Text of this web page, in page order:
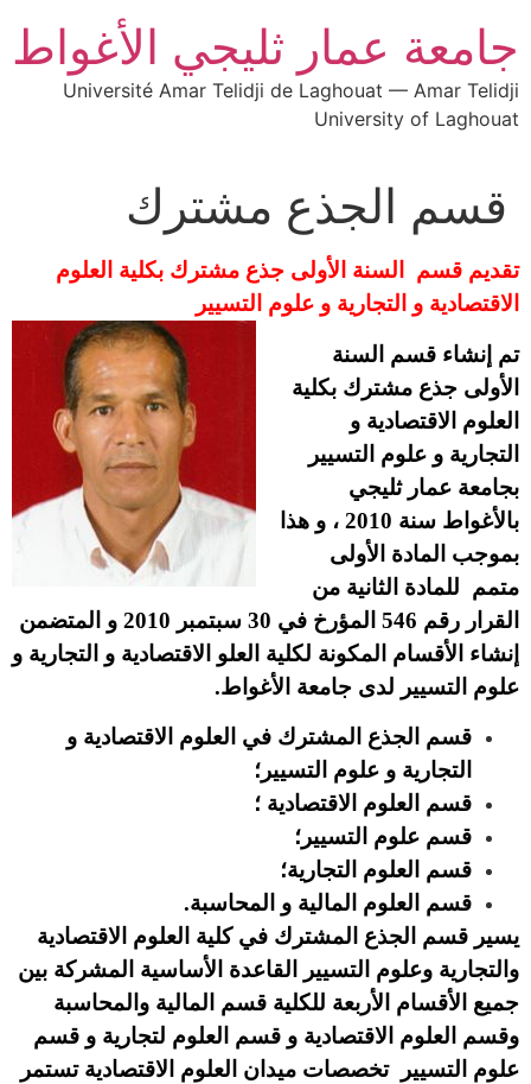
جامعة عمار ثليجي الأغواط
Université Amar Telidji de Laghouat — Amar Telidji
University of Laghouat
قسم الجذع مشترك
تقديم قسم السنة الأولى جذع مشترك بكلية العلوم
الاقتصادية و التجارية و علوم التسيير
تم إنشاء قسم السنة
الأولى جذع مشترك بكلية
العلوم الاقتصادية و
التجارية و علوم التسيير
بجامعة عمار ثليجي
بالأغواط سنة 2010 ، و هذا
بموجب المادة الأولى
متمم للمادة الثانية من
القرار رقم 546 المؤرخ في 30 سبتمبر 2010 و المتضمن
إنشاء الأقسام المكونة لكلية العلو الاقتصادية و التجارية و
علوم التسيير لدى جامعة الأغواط.
قسم الجذع المشترك في العلوم الاقتصادية و
التجارية و علوم التسيير؛
قسم العلوم الاقتصادية ؛
قسم علوم التسيير؛
قسم العلوم التجارية؛
قسم العلوم المالية و المحاسبة.
يسير قسم الجذع المشترك في كلية العلوم الاقتصادية
والتجارية وعلوم التسيير القاعدة الأساسية المشركة بين
جميع الأقسام الأربعة للكلية قسم المالية والمحاسبة
وقسم العلوم الاقتصادية و قسم العلوم لتجارية و قسم
علوم التسيير تخصصات ميدان العلوم الاقتصادية تستمر